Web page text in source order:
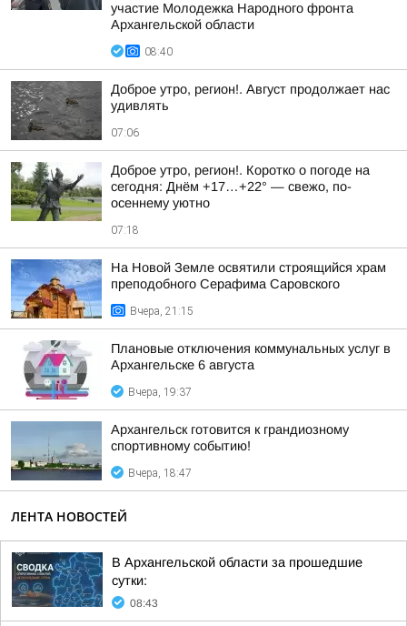
участие Молодежка Народного фронта
Архангельской области
08:40
Доброе утро, регион!. Август продолжает нас
удивлять
07:06
Доброе утро, регион!. Коротко о погоде на
сегодня: Днём +17…+22° — свежо, по-
осеннему уютно
07:18
На Новой Земле освятили строящийся храм
преподобного Серафима Саровского
Вчера, 21:15
Плановые отключения коммунальных услуг в
Архангельске 6 августа
Вчера, 19:37
Архангельск готовится к грандиозному
спортивному событию!
Вчера, 18:47
ЛЕНТА НОВОСТЕЙ
В Архангельской области за прошедшие
сутки:
08:43